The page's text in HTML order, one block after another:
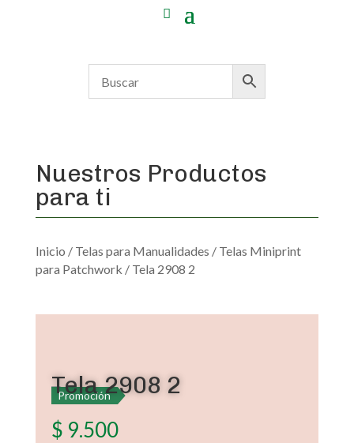
Nuestros Productos
para ti
Inicio / Telas para Manualidades / Telas Miniprint
para Patchwork / Tela 2908 2
Promoción
Tela 2908 2
$ 9.500